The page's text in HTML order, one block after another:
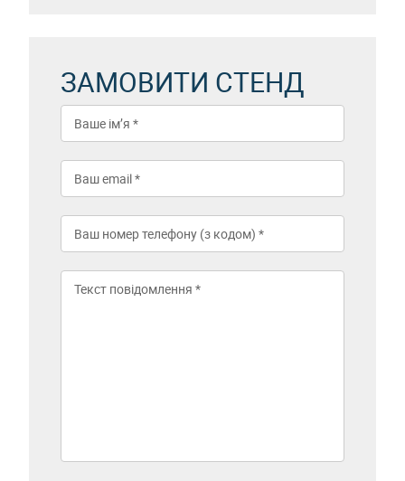
ЗАМОВИТИ СТЕНД